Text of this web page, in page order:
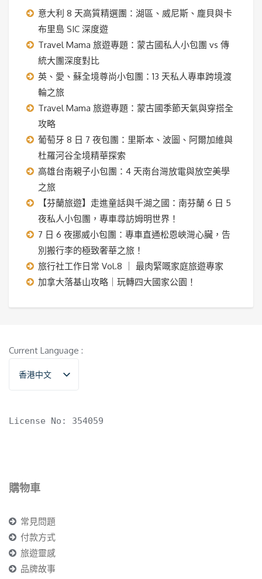
意大利 8 天高質精選團：湖區、威尼斯、龐貝與卡
布里島 SIC 深度遊
Travel Mama 旅遊專題：蒙古國私人小包團 vs 傳
統大團深度對比
英、愛、蘇全境尊尚小包團：13 天私人專車跨境渡
輪之旅
Travel Mama 旅遊專題：蒙古國季節天氣與穿搭全
攻略
葡萄牙 8 日 7 夜包團：里斯本、波圖、阿爾加維與
杜羅河谷全境精華探索
高雄台南親子小包團：4 天南台灣放電與放空美學
之旅
【芬蘭旅遊】走進童話與千湖之國：南芬蘭 6 日 5
夜私人小包團，專車尋訪姆明世界！
7 日 6 夜挪威小包團：專車直通松恩峽灣心臟，告
別搬行李的極致奢華之旅！
旅行社工作日常 Vol.8 ｜ 最肉緊嘅家庭旅遊專家
加拿大落基山攻略｜玩轉四大國家公園！
Current Language :
香港中文
English
License No: 354059
購物車
常見問題
付款方式
旅遊靈感
品牌故事